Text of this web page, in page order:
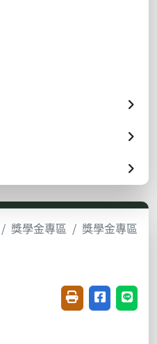
獎學金專區 獎學金專區
友善列印(開新視
分享至臉書
分享